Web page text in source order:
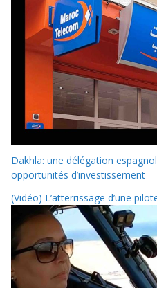
Dakhla: une délégation
opportunités d’investissement
(Vidéo) L’atterrissage d’une